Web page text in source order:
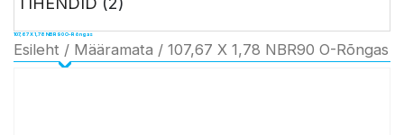
107,67 X 1,78 NBR90 O-Rõngas
Esileht / Määramata / 107,67 X 1,78 NBR90 O-Rõngas